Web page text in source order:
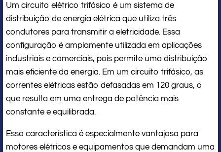
Um circuito elétrico trifásico é um sistema de
distribuição de energia elétrica que utiliza três
condutores para transmitir a eletricidade. Essa
configuração é amplamente utilizada em aplicações
industriais e comerciais, pois permite uma distribuição
mais eficiente da energia. Em um circuito trifásico, as
correntes elétricas estão defasadas em 120 graus, o
que resulta em uma entrega de potência mais
constante e equilibrada.
Essa característica é especialmente vantajosa para
motores elétricos e equipamentos que demandam uma